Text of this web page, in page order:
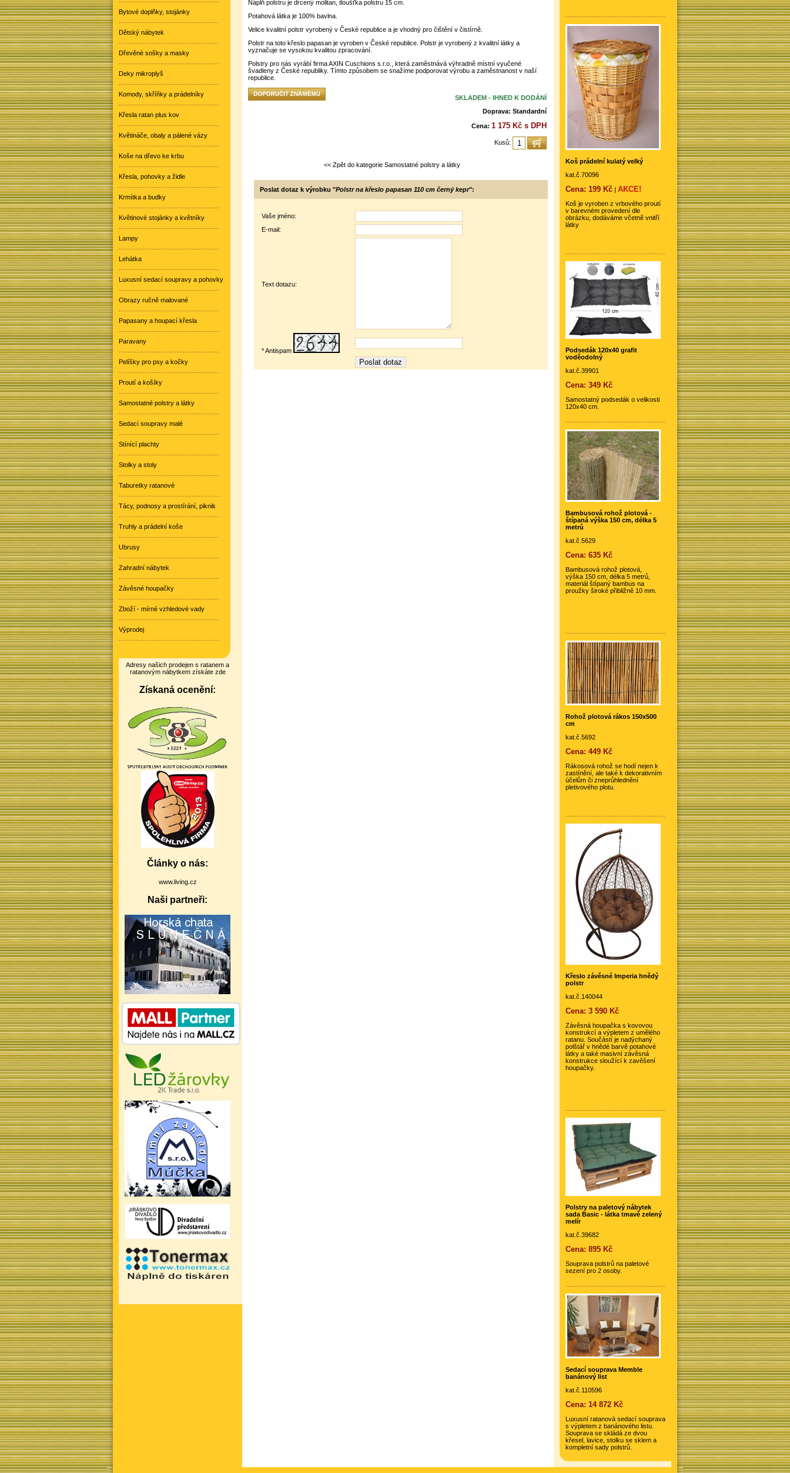
Náplň polstru je drcený molitan, tloušťka polstru 15 cm.
Potahová látka je 100% bavlna.
Velice kvalitní polstr vyrobený v České republice a je vhodný pro čištění v čistírně.
Polstr na toto křeslo papasan je vyroben v České republice. Polstr je vyrobený z kvalitní látky a
vyznačuje se vysokou kvalitou zpracování.
Polstry pro nás vyrábí firma AXIN Cuschions s.r.o., která zaměstnává výhradně místní vyučené
švadleny z České republiky. Tímto způsobem se snažíme podporovat výrobu a zaměstnanost v naší
republice.
SKLADEM - IHNED K DODÁNÍ
Doprava: Standardní
Cena: 1 175 Kč s DPH
Kusů:
<< Zpět do kategorie Samostatné polstry a látky
Poslat dotaz k výrobku "Polstr na křeslo papasan 110 cm černý kepr":
Vaše jméno:
E-mail:
Text dotazu:
* Antispam
Koš prádelní kulatý velký
kat.č.70096
Cena: 199 Kč | AKCE!
Koš je vyroben z vrbového proutí
v barevném provedení dle
obrázku, dodáváme včetně vnitří
látky
Podsedák 120x40 grafit
voděodolný
kat.č.39901
Cena: 349 Kč
Samostatný podsedák o velikosti
120x40 cm.
Bambusová rohož plotová -
štípaná výška 150 cm, délka 5
metrů
kat.č.5629
Cena: 635 Kč
Bambusová rohož plotová,
výška 150 cm, délka 5 metrů,
materiál štípaný bambus na
proužky široké přibližně 10 mm.
Rohož plotová rákos 150x500
cm
kat.č.5692
Cena: 449 Kč
Rákosová rohož se hodí nejen k
zastínění, ale také k dekorativním
účelům či zneprůhlednění
pletivového plotu.
Křeslo závěsné Imperia hnědý
polstr
kat.č.140044
Cena: 3 590 Kč
Závěsná houpačka s kovovou
konstrukcí a výpletem z umělého
ratanu. Součástí je nadýchaný
polštář v hnědé barvě potahové
látky a také masivní závěsná
konstrukce sloužící k zavěšení
houpačky.
Polstry na paletový nábytek
sada Basic - látka tmavě zelený
melír
kat.č.39682
Cena: 895 Kč
Souprava polstrů na paletové
sezení pro 2 osoby.
Sedací souprava Memble
banánový list
kat.č.110596
Cena: 14 872 Kč
Luxusní ratanová sedací souprava
s výpletem z banánového listu.
Souprava se skládá ze dvou
křesel, lavice, stolku se sklem a
kompletní sady polstrů.
Bytové doplňky, stojánky
Dětský nábytek
Dřevěné sošky a masky
Deky mikroplyš
Komody, skříňky a prádelníky
Křesla ratan plus kov
Květináče, obaly a pálené vázy
Koše na dřevo ke krbu
Křesla, pohovky a židle
Krmítka a budky
Květinové stojánky a květníky
Lampy
Lehátka
Luxusní sedací soupravy a pohovky
Obrazy ručně malované
Papasany a houpací křesla
Paravany
Pelíšky pro psy a kočky
Proutí a košíky
Samostatné polstry a látky
Sedací soupravy malé
Stínící plachty
Stolky a stoly
Taburetky ratanové
Tácy, podnosy a prostírání, piknik
Truhly a prádelní koše
Ubrusy
Zahradní nábytek
Závěsné houpačky
Zboží - mírné vzhledové vady
Výprodej
Adresy našich prodejen s ratanem a
ratanovým nábytkem získáte zde
Získaná ocenění:
Články o nás:
www.living.cz
Naši partneři: